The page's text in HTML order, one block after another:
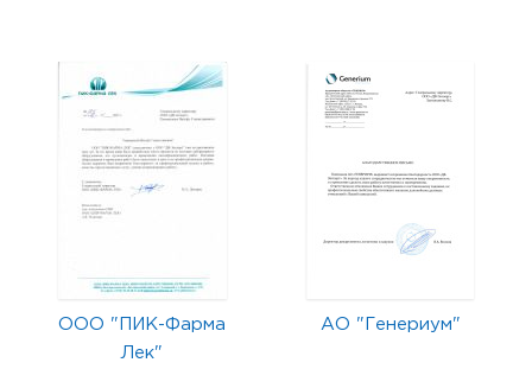
ООО "ПИК-Фарма
Лек"
АО "Генериум"